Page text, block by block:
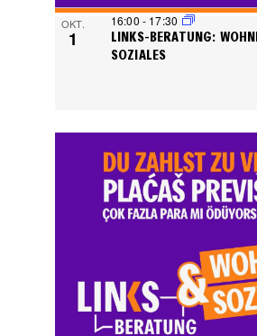
OKT.
1
LINKS-BERATUNG:
SOZIALES
16:00 - 17:30